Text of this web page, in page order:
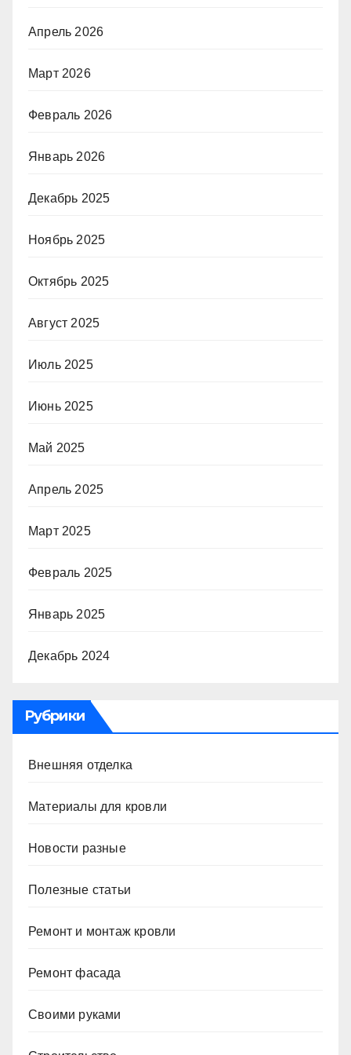
Апрель 2026
Март 2026
Февраль 2026
Январь 2026
Декабрь 2025
Ноябрь 2025
Октябрь 2025
Август 2025
Июль 2025
Июнь 2025
Май 2025
Апрель 2025
Март 2025
Февраль 2025
Январь 2025
Декабрь 2024
Рубрики
Внешняя отделка
Материалы для кровли
Новости разные
Полезные статьи
Ремонт и монтаж кровли
Ремонт фасада
Своими руками